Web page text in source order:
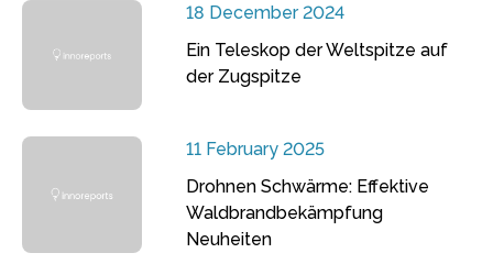
18 December 2024
Ein Teleskop der Weltspitze auf
der Zugspitze
11 February 2025
Drohnen Schwärme: Effektive
Waldbrandbekämpfung
Neuheiten